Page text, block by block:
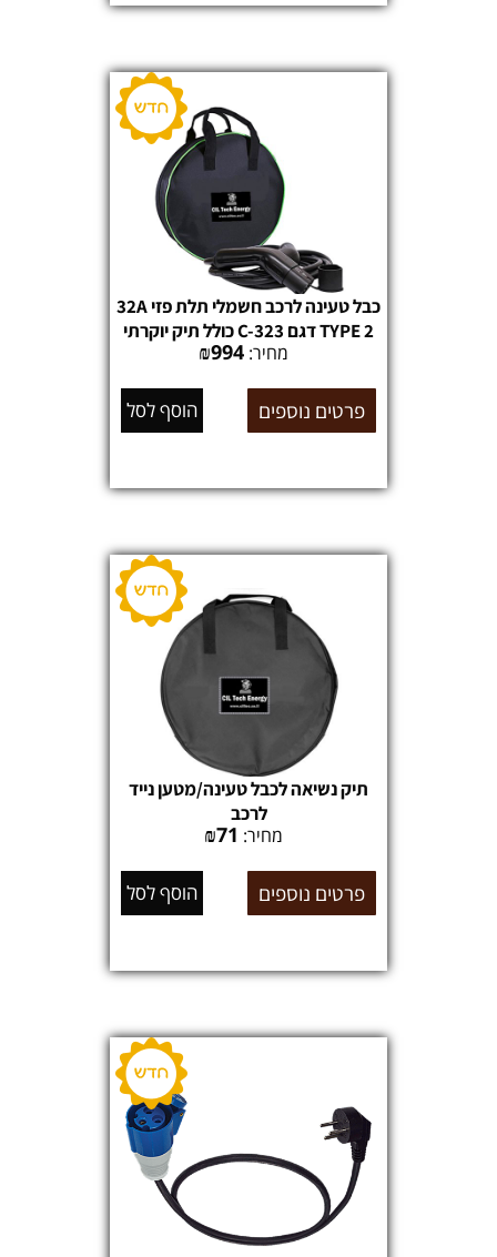
כבל טעינה לרכב חשמלי תלת פזי 32A
TYPE 2 דגם C-323 כולל תיק יוקרתי
מחיר:
₪994
פרטים נוספים הוסף לסל
תיק נשיאה לכבל טעינה/מטען נייד
לרכב
מחיר:
₪71
פרטים נוספים הוסף לסל